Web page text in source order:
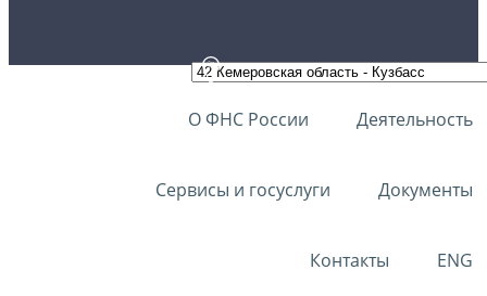
О ФНС России Деятельность
Сервисы и госуслуги Документы
Контакты ENG